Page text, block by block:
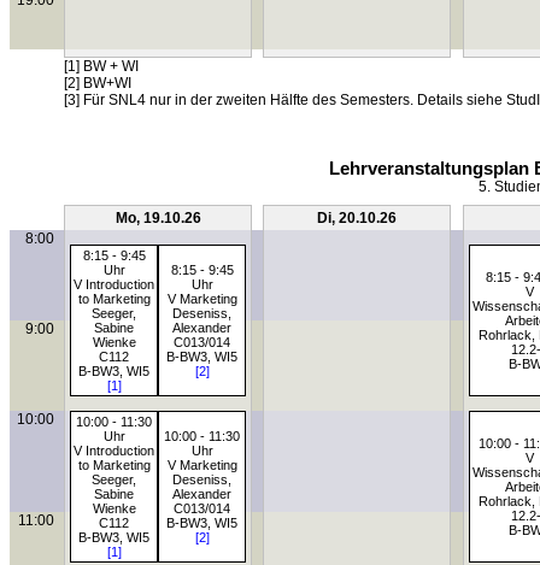
[1] BW + WI
[2] BW+WI
[3] Für SNL4 nur in der zweiten Hälfte des Semesters. Details siehe
Lehrveranstaltungsplan
5.
Mo, 19.10.26
Di, 20.10.26
8:00
8:15 - 9:45
Uhr
V Introduction
to Marketing
Seeger,
Sabine
Wienke
C112
B-BW3, WI5
[1]
8:15 - 9:45
Uhr
V Marketing
Deseniss,
Alexander
C013/014
B-BW3, WI5
[2]
8:15 -
V
Rohrlack,
B-
9:00
10:00
10:00 - 11:30
Uhr
V Introduction
to Marketing
Seeger,
Sabine
Wienke
C112
B-BW3, WI5
[1]
10:00 - 11:30
Uhr
V Marketing
Deseniss,
Alexander
C013/014
B-BW3, WI5
[2]
10:00 -
V
Rohrlack,
B-
11:00